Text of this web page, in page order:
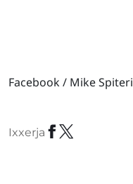
Facebook / Mike Spiteri
Ixxerja